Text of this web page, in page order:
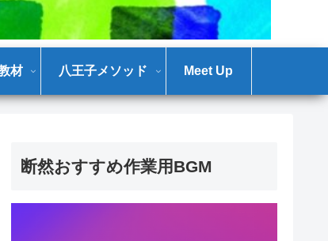
材 八王子メソッド Meet Up
断然おすすめ作業用BGM